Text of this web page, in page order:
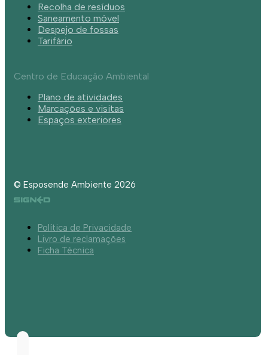
Recolha de resíduos
Saneamento móvel
Despejo de fossas
Tarifário
Centro de Educação Ambiental
Plano de atividades
Marcações e visitas
Espaços exteriores
© Esposende Ambiente 2026
Política de Privacidade
Livro de reclamações
Ficha Técnica